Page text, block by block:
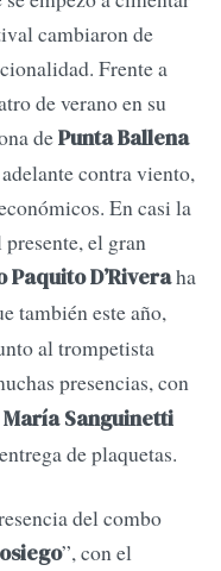
cambiaron de
Frente a
de verano en su
dePunta Ballena
contra viento,
En casi la
el gran
D’Riveraha
también este año,
al trompetista
presencias, con
Sanguinetti
de plaquetas.
del combo
”, con el